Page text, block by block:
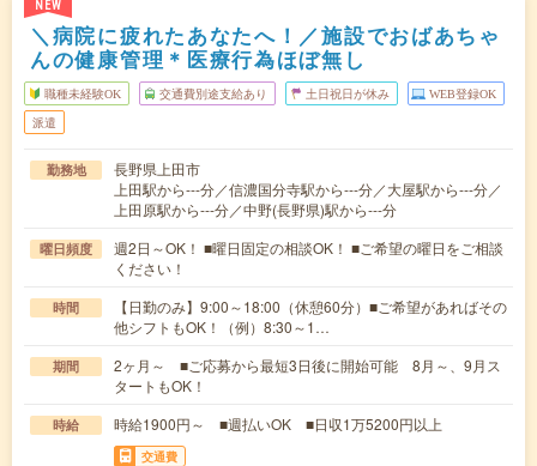
NEW
＼病院に疲れたあなたへ！／施設でおばあちゃ
んの健康管理＊医療行為ほぼ無し
職種未経験OK 交通費別途支給あり 土日祝日が休み WEB登録OK
派遣
勤務地
長野県上田市
上田駅から---分／信濃国分寺駅から---分／大屋駅から---分／
上田原駅から---分／中野(長野県)駅から---分
曜日頻度
週2日～OK！ ■曜日固定の相談OK！ ■ご希望の曜日をご相談
ください！
時間
【日勤のみ】9:00～18:00（休憩60分）■ご希望があればその
他シフトもOK！（例）8:30～1…
期間
2ヶ月～ ■ご応募から最短3日後に開始可能 8月～、9月ス
タートもOK！
時給 時給1900円～ ■週払いOK ■日収1万5200円以上
交通費